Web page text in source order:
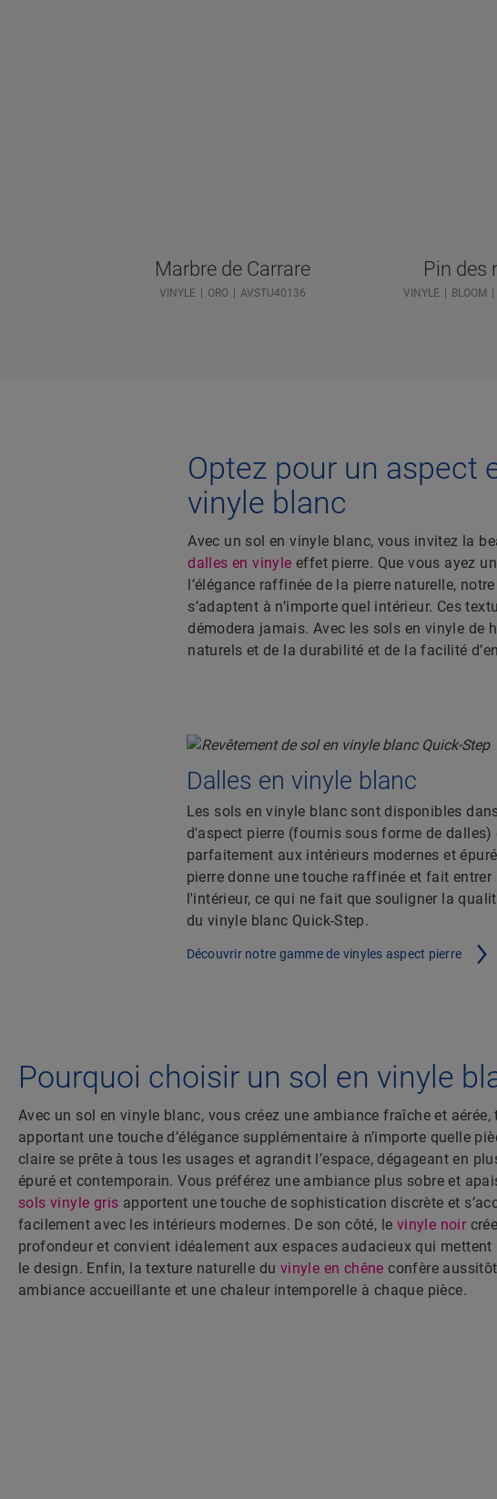
Marbre de Carrare
VINYLE ORO AVSTU40136
Pin des
VINYLE BLOOM
Optez pour un aspect
vinyle blanc
Avec un sol en vinyle blanc, vous invitez la
dalles en vinyle effet pierre. Que vous ayez
l’élégance raffinée de la pierre naturelle,
s’adaptent à n’importe quel intérieur. Ces
démodera jamais. Avec les sols en vinyle de
naturels et de la durabilité et de la facilité
Dalles en vinyle blanc
Les sols en vinyle blanc sont disponibles
d'aspect pierre (fournis sous forme de dalles)
parfaitement aux intérieurs modernes et
pierre donne une touche raffinée et fait entrer
l'intérieur, ce qui ne fait que souligner la
du vinyle blanc Quick-Step.
Découvrir notre gamme de vinyles aspect pierre
Pourquoi choisir un sol en vinyle
Avec un sol en vinyle blanc, vous créez une ambiance fraîche et aérée,
apportant une touche d’élégance supplémentaire à n’importe quelle
claire se prête à tous les usages et agrandit l’espace, dégageant en
épuré et contemporain. Vous préférez une ambiance plus sobre et
sols vinyle gris apportent une touche de sophistication discrète et
facilement avec les intérieurs modernes. De son côté, le vinyle noir
profondeur et convient idéalement aux espaces audacieux qui mettent
le design. Enfin, la texture naturelle du vinyle en chêne confère
ambiance accueillante et une chaleur intemporelle à chaque pièce.